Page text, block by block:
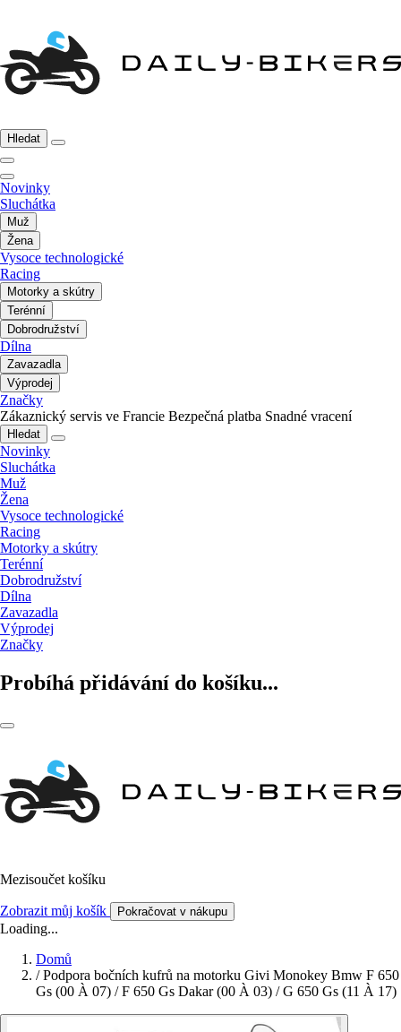
Hledat
Novinky
Sluchátka
Muž
Žena
Vysoce technologické
Racing
Motorky a skútry
Terénní
Dobrodružství
Dílna
Zavazadla
Výprodej
Značky
Zákaznický servis ve Francie Bezpečná platba Snadné vracení
Hledat
Novinky
Sluchátka
Muž
Žena
Vysoce technologické
Racing
Motorky a skútry
Terénní
Dobrodružství
Dílna
Zavazadla
Výprodej
Značky
Probíhá přidávání do košíku...
Mezisoučet košíku
Zobrazit můj košík Pokračovat v nákupu
Loading...
Domů
/ Podpora bočních kufrů na motorku Givi Monokey Bmw F 650
Gs (00 À 07) / F 650 Gs Dakar (00 À 03) / G 650 Gs (11 À 17)